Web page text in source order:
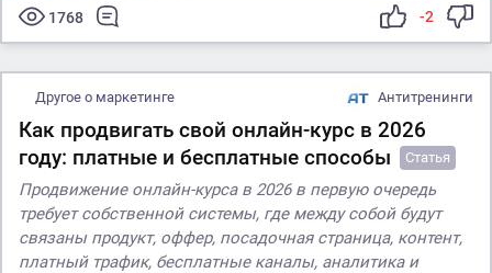
1768 -2
Другое о маркетинге Антитренинги
Как продвигать свой онлайн-курс в 2026
году: платные и бесплатные способы
Статья
Продвижение онлайн-курса в 2026 в первую очередь
требует собственной системы, где между собой будут
связаны продукт, оффер, посадочная страница, контент,
платный трафик, бесплатные каналы, аналитика и